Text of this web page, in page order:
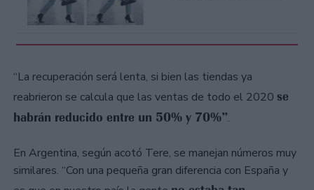
“La recuperación será lenta, si bien las tiendas ya
reabrieron se calcula que las ventas de todo el 2020 se
habrán reducido entre un 50% y 70%”.
En Argentina, según acotó Tere, se manejan números muy
similares. “Con una pequeña gran diferencia con España y